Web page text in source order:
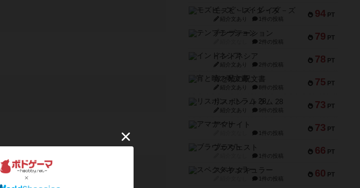
94 PT
モズビ－ズ・レイダ－ズ
紹介文あり 1件の投稿
79 PT
テンプテーション
2件の投稿
78 PT
インドネシア
紹介文あり 2件の投稿
75 PT
宵と暁の呪文書
紹介文あり 8件の投稿
73 PT
リスボン・トラム 28
紹介文あり 9件の投稿
73 PT
アマナイト
1件の投稿
66 PT
ブラヴェスト
1件の投稿
60 PT
スペクタキュラー
1件の投稿